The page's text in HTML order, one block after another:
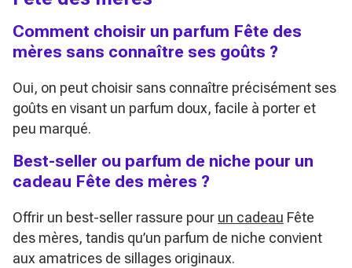
Comment choisir un parfum Fête des
mères sans connaître ses goûts ?
Oui, on peut choisir sans connaître précisément ses
goûts en visant un parfum doux, facile à porter et
peu marqué.
Best-seller ou parfum de niche pour un
cadeau Fête des mères ?
Offrir un best-seller rassure pour un cadeau Fête
des mères, tandis qu’un parfum de niche convient
aux amatrices de sillages originaux.